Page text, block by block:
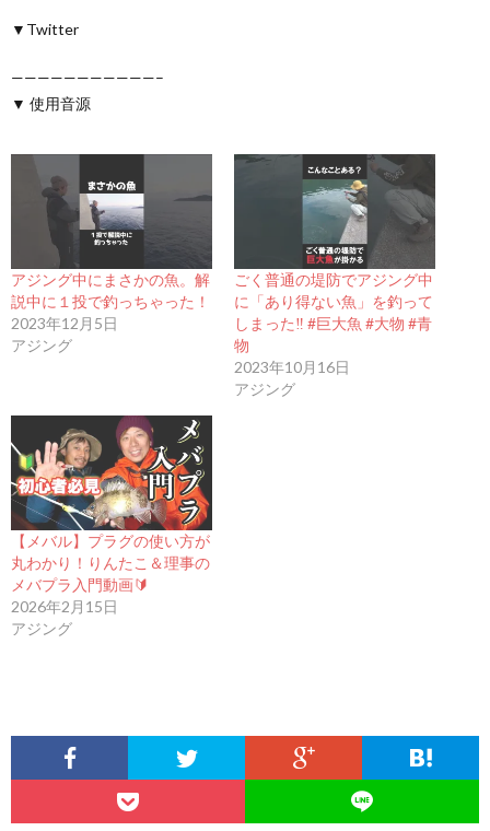
▼Twitter
———————————–
▼ 使用音源
アジング中にまさかの魚。解
説中に１投で釣っちゃった！
2023年12月5日
アジング
ごく普通の堤防でアジング中
に「あり得ない魚」を釣って
しまった‼ #巨大魚 #大物 #青
物
2023年10月16日
アジング
【メバル】プラグの使い方が
丸わかり！りんたこ＆理事の
メバプラ入門動画🔰
2026年2月15日
アジング